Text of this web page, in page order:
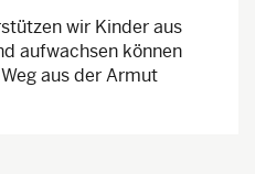
wir Kinder aus
aufwachsen können
aus der Armut